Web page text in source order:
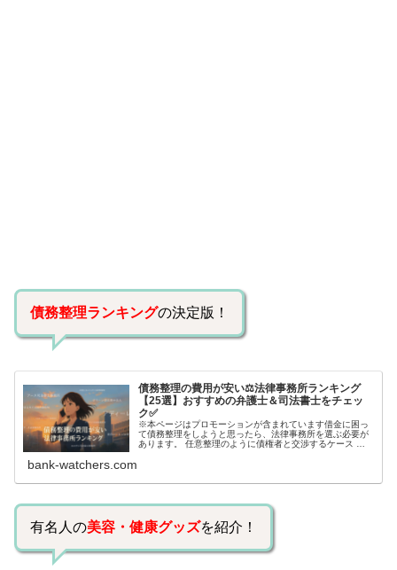
債務整理ランキングの決定版！
債務整理の費用が安い⚖️法律事務所ランキング
【25選】おすすめの弁護士＆司法書士をチェッ
ク✅
※本ページはプロモーションが含まれています借金に困っ
て債務整理をしようと思ったら、法律事務所を選ぶ必要が
あります。 任意整理のように債権者と交渉するケース 自
bank-watchers.com
有名人の美容・健康グッズを紹介！